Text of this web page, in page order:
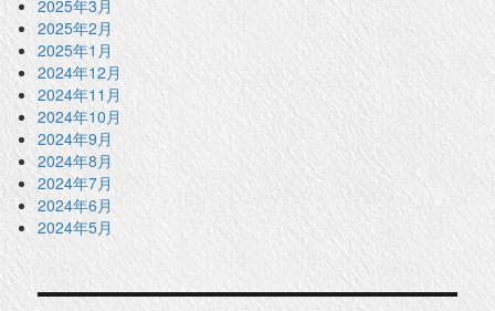
2025年3月
2025年2月
2025年1月
2024年12月
2024年11月
2024年10月
2024年9月
2024年8月
2024年7月
2024年6月
2024年5月